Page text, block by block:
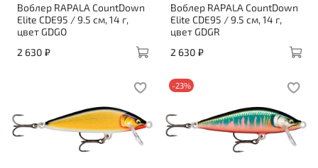
Воблер RAPALA CountDown
Elite CDE95 / 9.5 см, 14 г,
цвет GDGO
2 630 ₽
Воблер RAPALA CountDown
Elite CDE95 / 9.5 см, 14 г,
цвет GDGR
2 630 ₽
-23%